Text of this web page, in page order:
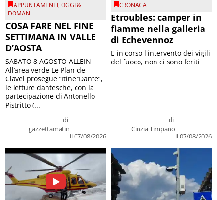
APPUNTAMENTI,OGGI &
DOMANI
COSA FARE NEL FINE
SETTIMANA IN VALLE
D’AOSTA
di
gazzettamatin
il 07/08/2026
SABATO 8 AGOSTO ALLEIN –
All’area verde Le Plan-de-
Clavel prosegue “ItinerDante”,
le letture dantesche, con la
partecipazione di Antonello
Pistritto (...
CRONACA
Etroubles: camper in
fiamme nella galleria
di Echevennoz
di
Cinzia Timpano
il 07/08/2026
E in corso l'intervento dei vigili
del fuoco, non ci sono feriti